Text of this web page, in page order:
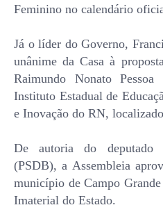
Feminino no calendário
Já o líder do Governo,
unânime da Casa à
Raimundo Nonato
Instituto Estadual de
e Inovação do RN,
De autoria do deputado
(PSDB), a Assembleia
município de Campo
Imaterial do Estado.